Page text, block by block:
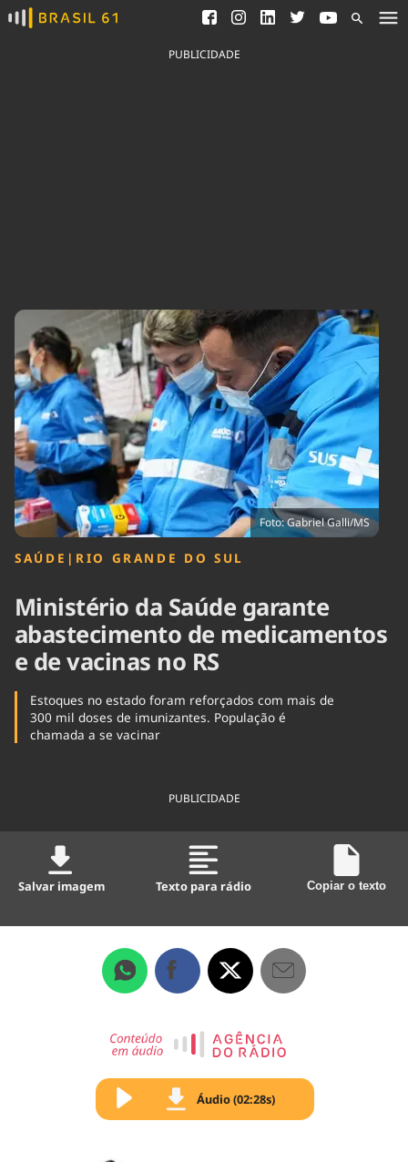
Ver todas as notícias
Saneamento
Indicadores
Agronegócios
Brasil
Brasil Mineral
Ciência &
Tecnologia
Cinema
Comportamento
Cultura
Economia
Educação
Infraestrutura
Internacional
Meio Ambiente
Podcast
Política
Saúde
Tempo
PUBLICIDADE
Foto: Gabriel Galli/MS
SAÚDE | RIO GRANDE DO SUL
Ministério da Saúde garante
abastecimento de medicamentos
e de vacinas no RS
Estoques no estado foram reforçados com mais de
300 mil doses de imunizantes. População é
chamada a se vacinar
PUBLICIDADE
Salvar imagem Texto para rádio Copiar o texto
Áudio (02:28s)